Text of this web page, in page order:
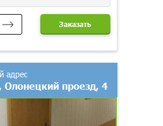
Заказать
адрес
Олонецкий проезд, 4